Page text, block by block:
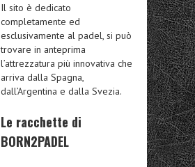
Il sito è dedicato
completamente ed
esclusivamente al padel, si può
trovare in anteprima
l’attrezzatura più innovativa che
arriva dalla Spagna,
dall’Argentina e dalla Svezia.
Le racchette di
BORN2PADEL